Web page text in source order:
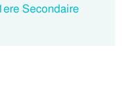
Secondaire